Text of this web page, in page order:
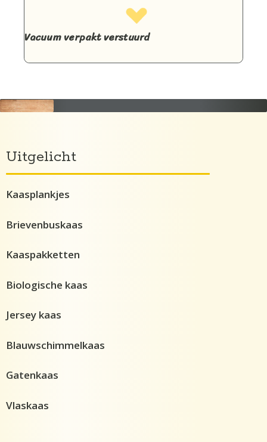
Vacuum verpakt verstuurd
Uitgelicht
Kaasplankjes
Brievenbuskaas
Kaaspakketten
Biologische kaas
Jersey kaas
Blauwschimmelkaas
Gatenkaas
Vlaskaas